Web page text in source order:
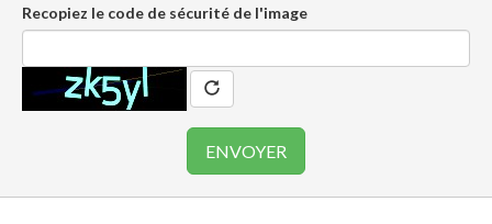
Recopiez le code de sécurité de l'image